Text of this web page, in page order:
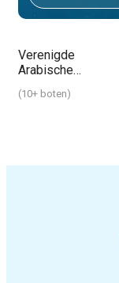
Verenigde
Arabische
(10+ boten)